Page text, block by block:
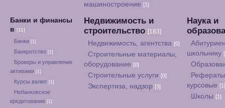
машиностроение [1]
Банки и финансы
в [11]
Банки [1]
Банкротство [1]
Брокеры и управление
активами [1]
Курсы валют [1]
Небанковское
кредитование [1]
Недвижимость и
строительство [183]
Недвижимость, агентства [0]
Строительные материалы,
оборудование [0]
Строительные услуги [0]
Экспертиза, надзор [3]
Наука и
школьнику
курсовые [1]
Школы [1]